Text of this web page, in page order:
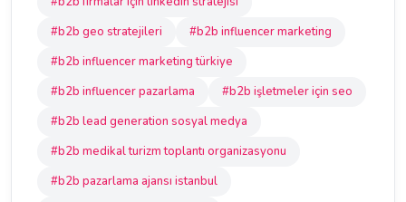
#b2b geo stratejileri
#b2b influencer marketing
#b2b influencer marketing türkiye
#b2b influencer pazarlama
#b2b işletmeler için seo
#b2b lead generation sosyal medya
#b2b medikal turizm toplantı organizasyonu
#b2b pazarlama ajansı istanbul